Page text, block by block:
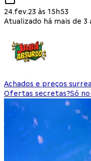
24.fev.23 às 15h53
Atualizado há mais de 3
Achados e preços
Ofertas secretas?Só